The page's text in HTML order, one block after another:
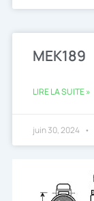
MEK189
LIRE LA SUITE »
juin 30, 2024